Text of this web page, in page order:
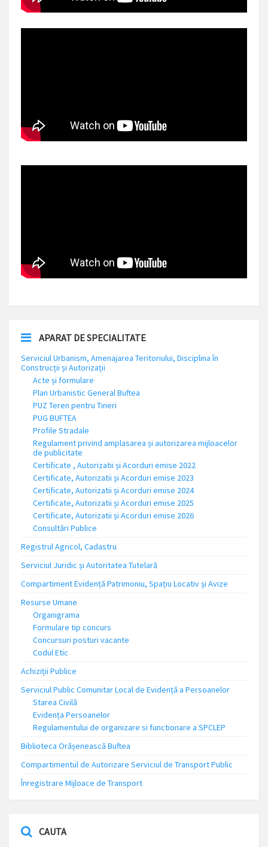
APARAT DE SPECIALITATE
Serviciul Urbanism, Amenajarea Teritoriului, Disciplina în
Construcții și Autorizații
Acte și formulare
Plan Urbanistic General Buftea
PUZ Teren pentru Tineri
PUG BUFTEA
Profile Stradale
Regulament privind amplasarea și autorizarea mijloacelor
de publicitate
Certificate , Autorizatii și Acorduri emise 2022
Certificate, Autorizatii și Acorduri emise 2023
Certificate, Autorizatii și Acorduri emise 2024
Certificate, Autorizatii și Acorduri emise 2025
Certificate, Autorizatii și Acorduri emise 2026
Consultări Publice
Registrul Agricol, Cadastru
Serviciul Juridic și Autoritatea Tutelară
Compartiment Evidență Patrimoniu, Spațiu Locativ și Avize
Resurse Umane
Organigrama
Formulare tip concurs
Concursuri posturi vacante
Codul Etic
Achiziții Publice
Serviciul Public Comunitar Local de Evidență a Persoanelor
Starea Civilă
Evidența Persoanelor
Regulamentului de organizare si functionare a SPCLEP
Biblioteca Orășenească Buftea
Compartimentul de Autorizare Serviciul de Transport Public
Înregistrare Mijloace de Transport
CAUTA